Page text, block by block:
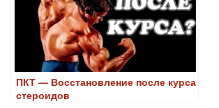
ПКТ — Восстановление после курса
стероидов